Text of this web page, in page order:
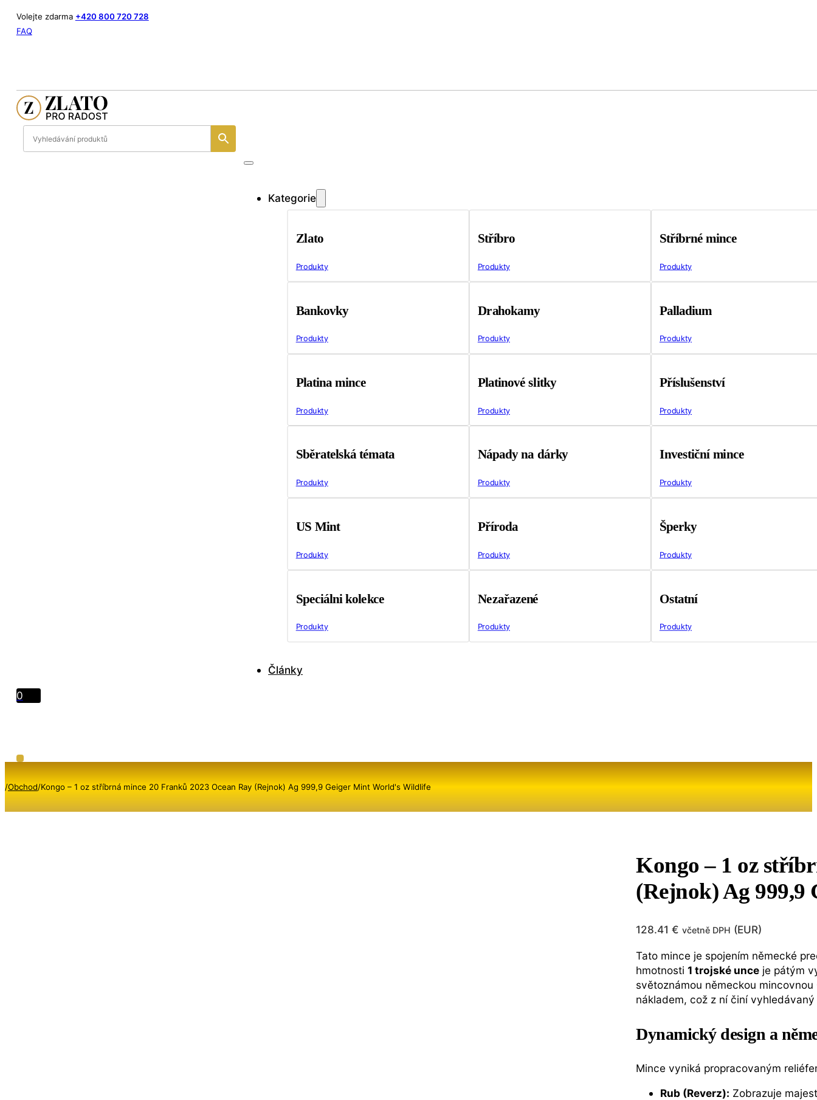
Volejte zdarma +420 800 720 728
FAQ
Kategorie
Zlato
Produkty
Stříbro
Produkty
Stříbrné mince
Produkty
Bankovky
Produkty
Drahokamy
Produkty
Palladium
Produkty
Platina mince
Produkty
Platinové slitky
Produkty
Příslušenství
Produkty
Sběratelská témata
Produkty
Nápady na dárky
Produkty
Investiční mince
Produkty
US Mint
Produkty
Příroda
Produkty
Šperky
Produkty
Speciálni kolekce
Produkty
Nezařazené
Produkty
Ostatní
Produkty
Články
0
/Obchod/Kongo – 1 oz stříbrná mince 20 Franků 2023 Ocean Ray (Rejnok) Ag 999,9 Geiger Mint World's Wildlife
Kongo – 1 oz
(Rejnok) Ag 999,9
128.41€ včetně DPH (EUR)
Tato mince je spojením německé
hmotnosti1 trojské unce je pátým
světoznámou německou mincovnou
nákladem, což z ní činí
Dynamický design a
Mince vyniká propracovaným
Rub (Reverz): Zobrazuje